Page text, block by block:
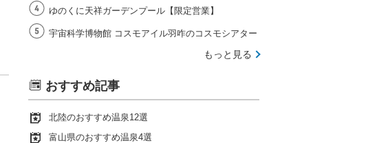
ゆのくに天祥ガーデンプール【限定営業】
宇宙科学博物館 コスモアイル羽咋のコスモシアター
もっと見る
おすすめ記事
北陸のおすすめ温泉12選
富山県のおすすめ温泉4選